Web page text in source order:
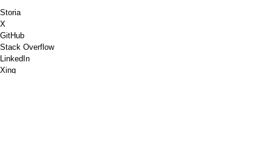
Storia
X
GitHub
Stack Overflow
LinkedIn
Xing